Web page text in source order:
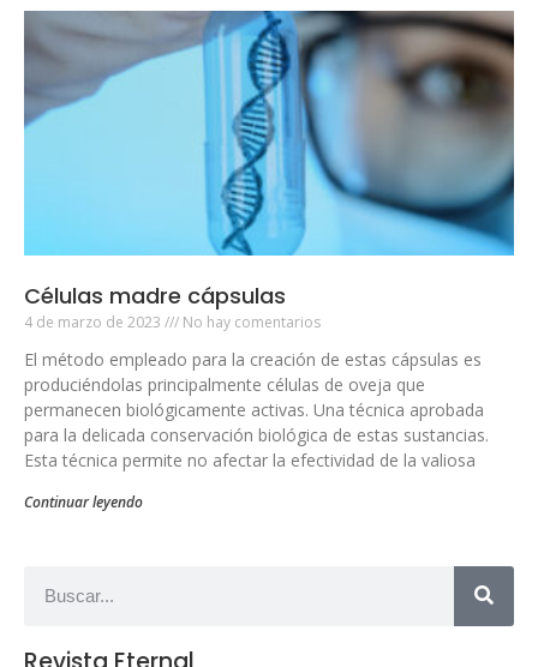
Células madre cápsulas
4 de marzo de 2023 No hay comentarios
El método empleado para la creación de estas cápsulas es
produciéndolas principalmente células de oveja que
permanecen biológicamente activas. Una técnica aprobada
para la delicada conservación biológica de estas sustancias.
Esta técnica permite no afectar la efectividad de la valiosa
Continuar leyendo